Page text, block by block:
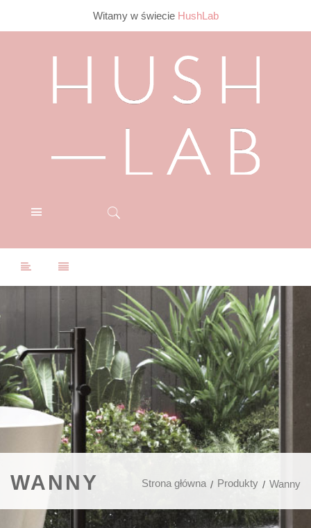
Witamy w świecie HushLab
WANNY Strona główna Produkty Wanny